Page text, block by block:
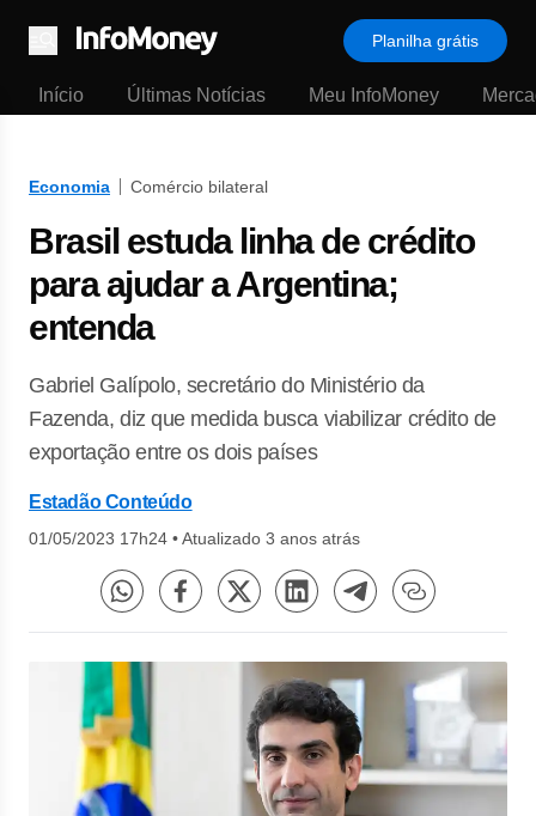
Menu
Planilha grátis
Início Últimas Notícias Meu InfoMoney
Economia Comércio bilateral
Brasil estuda linha de crédito
para ajudar a Argentina;
entenda
Gabriel Galípolo, secretário do Ministério da
Fazenda, diz que medida busca viabilizar crédito de
exportação entre os dois países
Estadão Conteúdo
01/05/2023 17h24 •Atualizado 3 anos atrás